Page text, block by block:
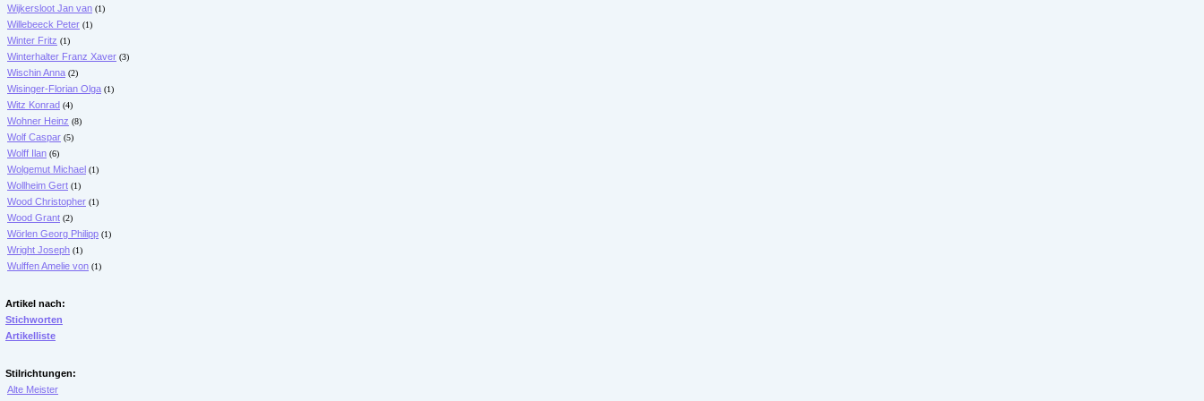
Wijkersloot Jan van (1)
Willebeeck Peter (1)
Winter Fritz (1)
Winterhalter Franz Xaver (3)
Wischin Anna (2)
Wisinger-Florian Olga (1)
Witz Konrad (4)
Wohner Heinz (8)
Wolf Caspar (5)
Wolff Ilan (6)
Wolgemut Michael (1)
Wollheim Gert (1)
Wood Christopher (1)
Wood Grant (2)
Wörlen Georg Philipp (1)
Wright Joseph (1)
Wulffen Amelie von (1)
Artikel nach:
Stichworten
Artikelliste
Stilrichtungen:
Alte Meister